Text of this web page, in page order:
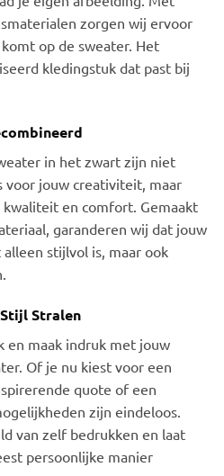
zorgen wij ervoor
op de sweater. Het
kledingstuk dat past bij
in het zwart zijn niet
voor jouw creativiteit, maar
en comfort. Gemaakt
garanderen wij dat jouw
stijlvol is, maar ook
Stralen
en maak indruk met jouw
Of je nu kiest voor een
quote of een
zijn eindeloos.
van zelf bedrukken en laat
persoonlijke manier